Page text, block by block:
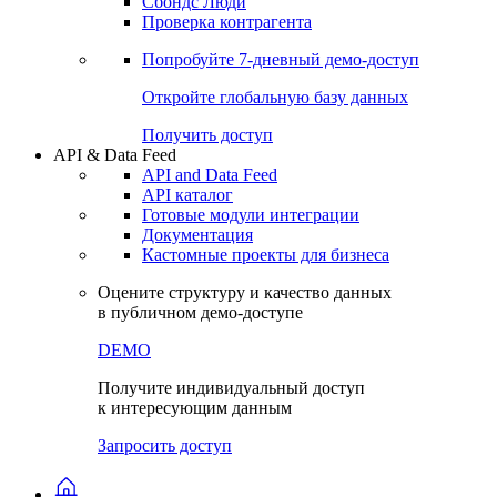
Сохраненные запросы
Чат
Проверка контрагента
Попробуйте7-дневный
Откройте глобальную базу данных
Получить доступ
API & Data Feed
API and Data Feed
Готовые модули интеграции
Документация
в публичном демо-доступе